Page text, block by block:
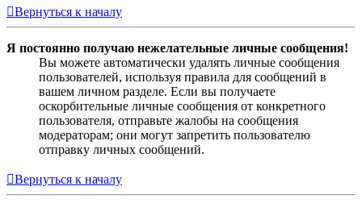
Вернуться к началу
Я постоянно получаю нежелательные личные сообщения!
Вы можете автоматически удалять личные сообщения
пользователей, используя правила для сообщений в
вашем личном разделе. Если вы получаете
оскорбительные личные сообщения от конкретного
пользователя, отправьте жалобы на сообщения
модераторам; они могут запретить пользователю
отправку личных сообщений.
Вернуться к началу